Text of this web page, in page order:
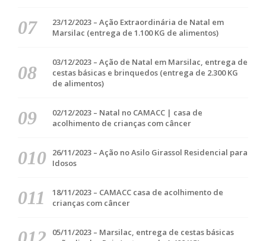
23/12/2023 – Ação Extraordinária de Natal em
Marsilac (entrega de 1.100 KG de alimentos)
03/12/2023 – Ação de Natal em Marsilac, entrega de
cestas básicas e brinquedos (entrega de 2.300 KG
de alimentos)
02/12/2023 – Natal no CAMACC | casa de
acolhimento de crianças com câncer
26/11/2023 – Ação no Asilo Girassol Residencial para
Idosos
18/11/2023 – CAMACC casa de acolhimento de
crianças com câncer
05/11/2023 – Marsilac, entrega de cestas básicas